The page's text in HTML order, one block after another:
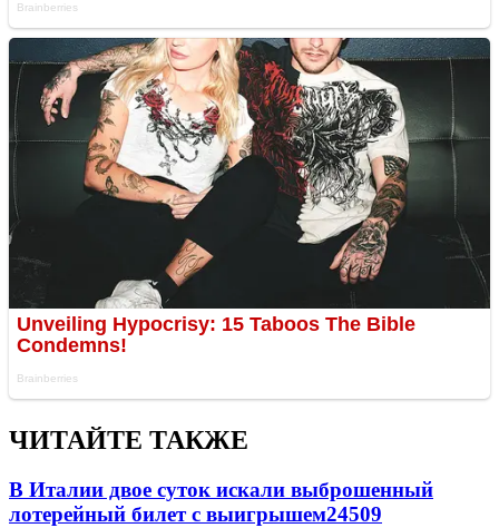
ЧИТАЙТЕ ТАКЖЕ
В Италии двое суток искали выброшенный
лотерейный билет с выигрышем24509